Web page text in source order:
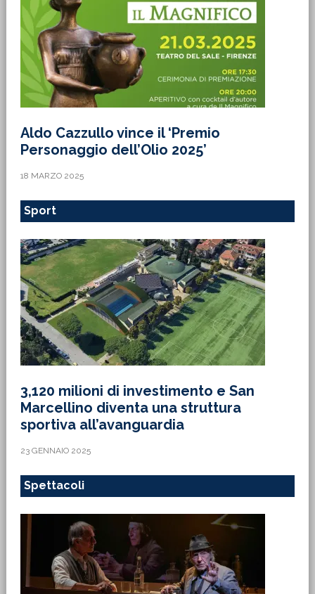
Aldo Cazzullo vince il ‘Premio
Personaggio dell’Olio 2025’
18 MARZO 2025
Sport
3,120 milioni di investimento e San
Marcellino diventa una struttura
sportiva all’avanguardia
23 GENNAIO 2025
Spettacoli